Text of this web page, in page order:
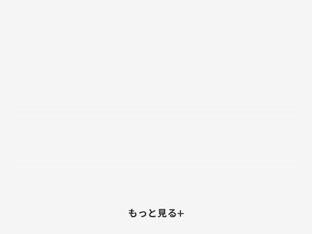
もっと見る+